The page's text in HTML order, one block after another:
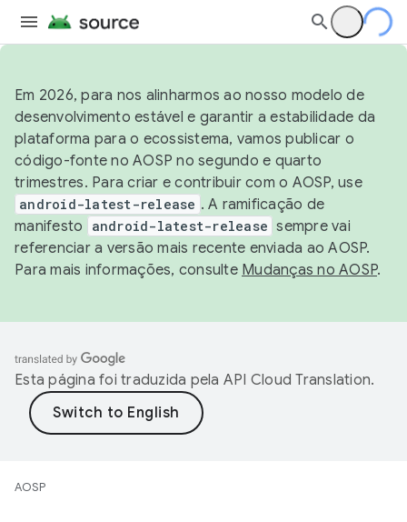
Em 2026, para nos alinharmos ao nosso modelo de
desenvolvimento estável e garantir a estabilidade da
plataforma para o ecossistema, vamos publicar o
código-fonte no AOSP no segundo e quarto
trimestres. Para criar e contribuir com o AOSP, use
android-latest-release . A ramificação de
manifesto
android-latest-release sempre vai
referenciar a versão mais recente enviada ao AOSP.
Para mais informações, consulte Mudanças no AOSP.
Esta página foi traduzida pela API Cloud Translation.
AOSP